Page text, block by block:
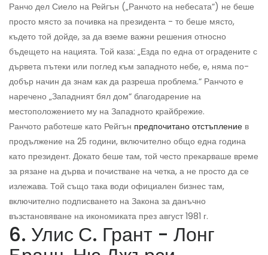
Ранчо дел Сиело на Рейгън („Ранчото на небесата“) не беше
просто място за почивка на президента - то беше място,
където той дойде, за да вземе важни решения относно
бъдещето на нацията. Той каза: „Езда по една от оградените с
дървета пътеки или поглед към западното небе, е, няма по-
добър начин да знам как да разреша проблема.“ Ранчото е
наречено „Западният бял дом“ благодарение на
местоположението му на Западното крайбрежие.
Ранчото работеше като Рейгън предпочитано отстъпление в
продължение на 25 години, включително общо една година
като президент. Докато беше там, той често прекарваше време
за рязане на дърва и почистване на четка, а не просто да се
излежава. Той също така води официален бизнес там,
включително подписването на Закона за данъчно
възстановяване на икономиката през август 1981 г.
6. Улис С. Грант - Лонг